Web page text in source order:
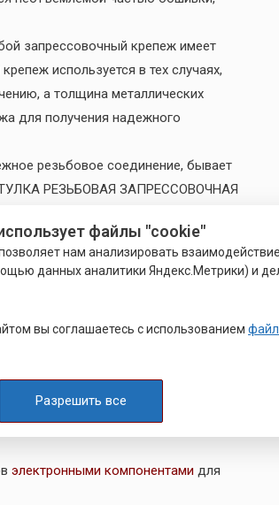
запрессовочный крепеж имеет
используется в тех случаях,
а толщина металлических
для получения надежного
резьбовое соединение, бывает
РЕЗЬБОВАЯ ЗАПРЕССОВОЧНАЯ
из конечной сборки. Довольно
листа из-за компактной
внешний вид изделия.
узел или деталь нужно быстро
Если выясняется, что
недоступны, то в этом
машинным способом.
от 15 ₽при оптовом заказе
и оперативнаяотгрузка.
электронными компонентами для
файлы "cookie"
позволяет нам анализировать
данных аналитики Яндекс.Метрики) и
вы соглашаетесь с использованием
Разрешить все